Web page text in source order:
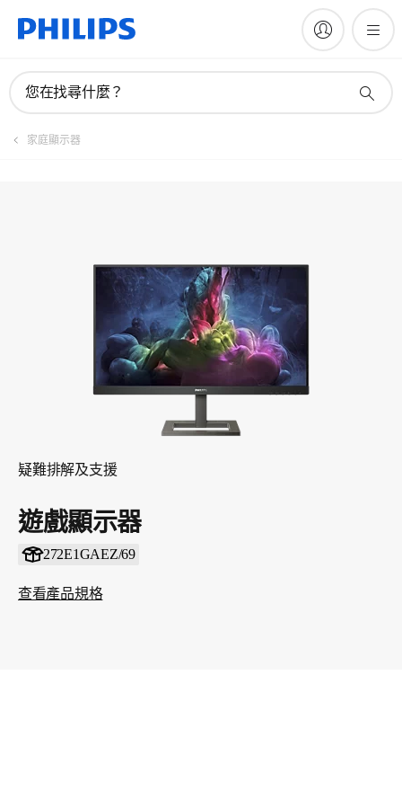
您在找尋什麼？
家庭顯示器
疑難排解及支援
遊戲顯示器
272E1GAEZ/69
查看產品規格
手冊與文件